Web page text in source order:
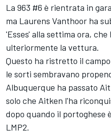
La 963 #6 è rientrata in
ma Laurens Vanthoor ha
'Esses' alla settima ora, che
ulteriormente la vettura.
Questo ha ristretto il
le sorti sembravano
Albuquerque ha passato
solo che Aitken l'ha
dopo quando il portoghese
LMP2.